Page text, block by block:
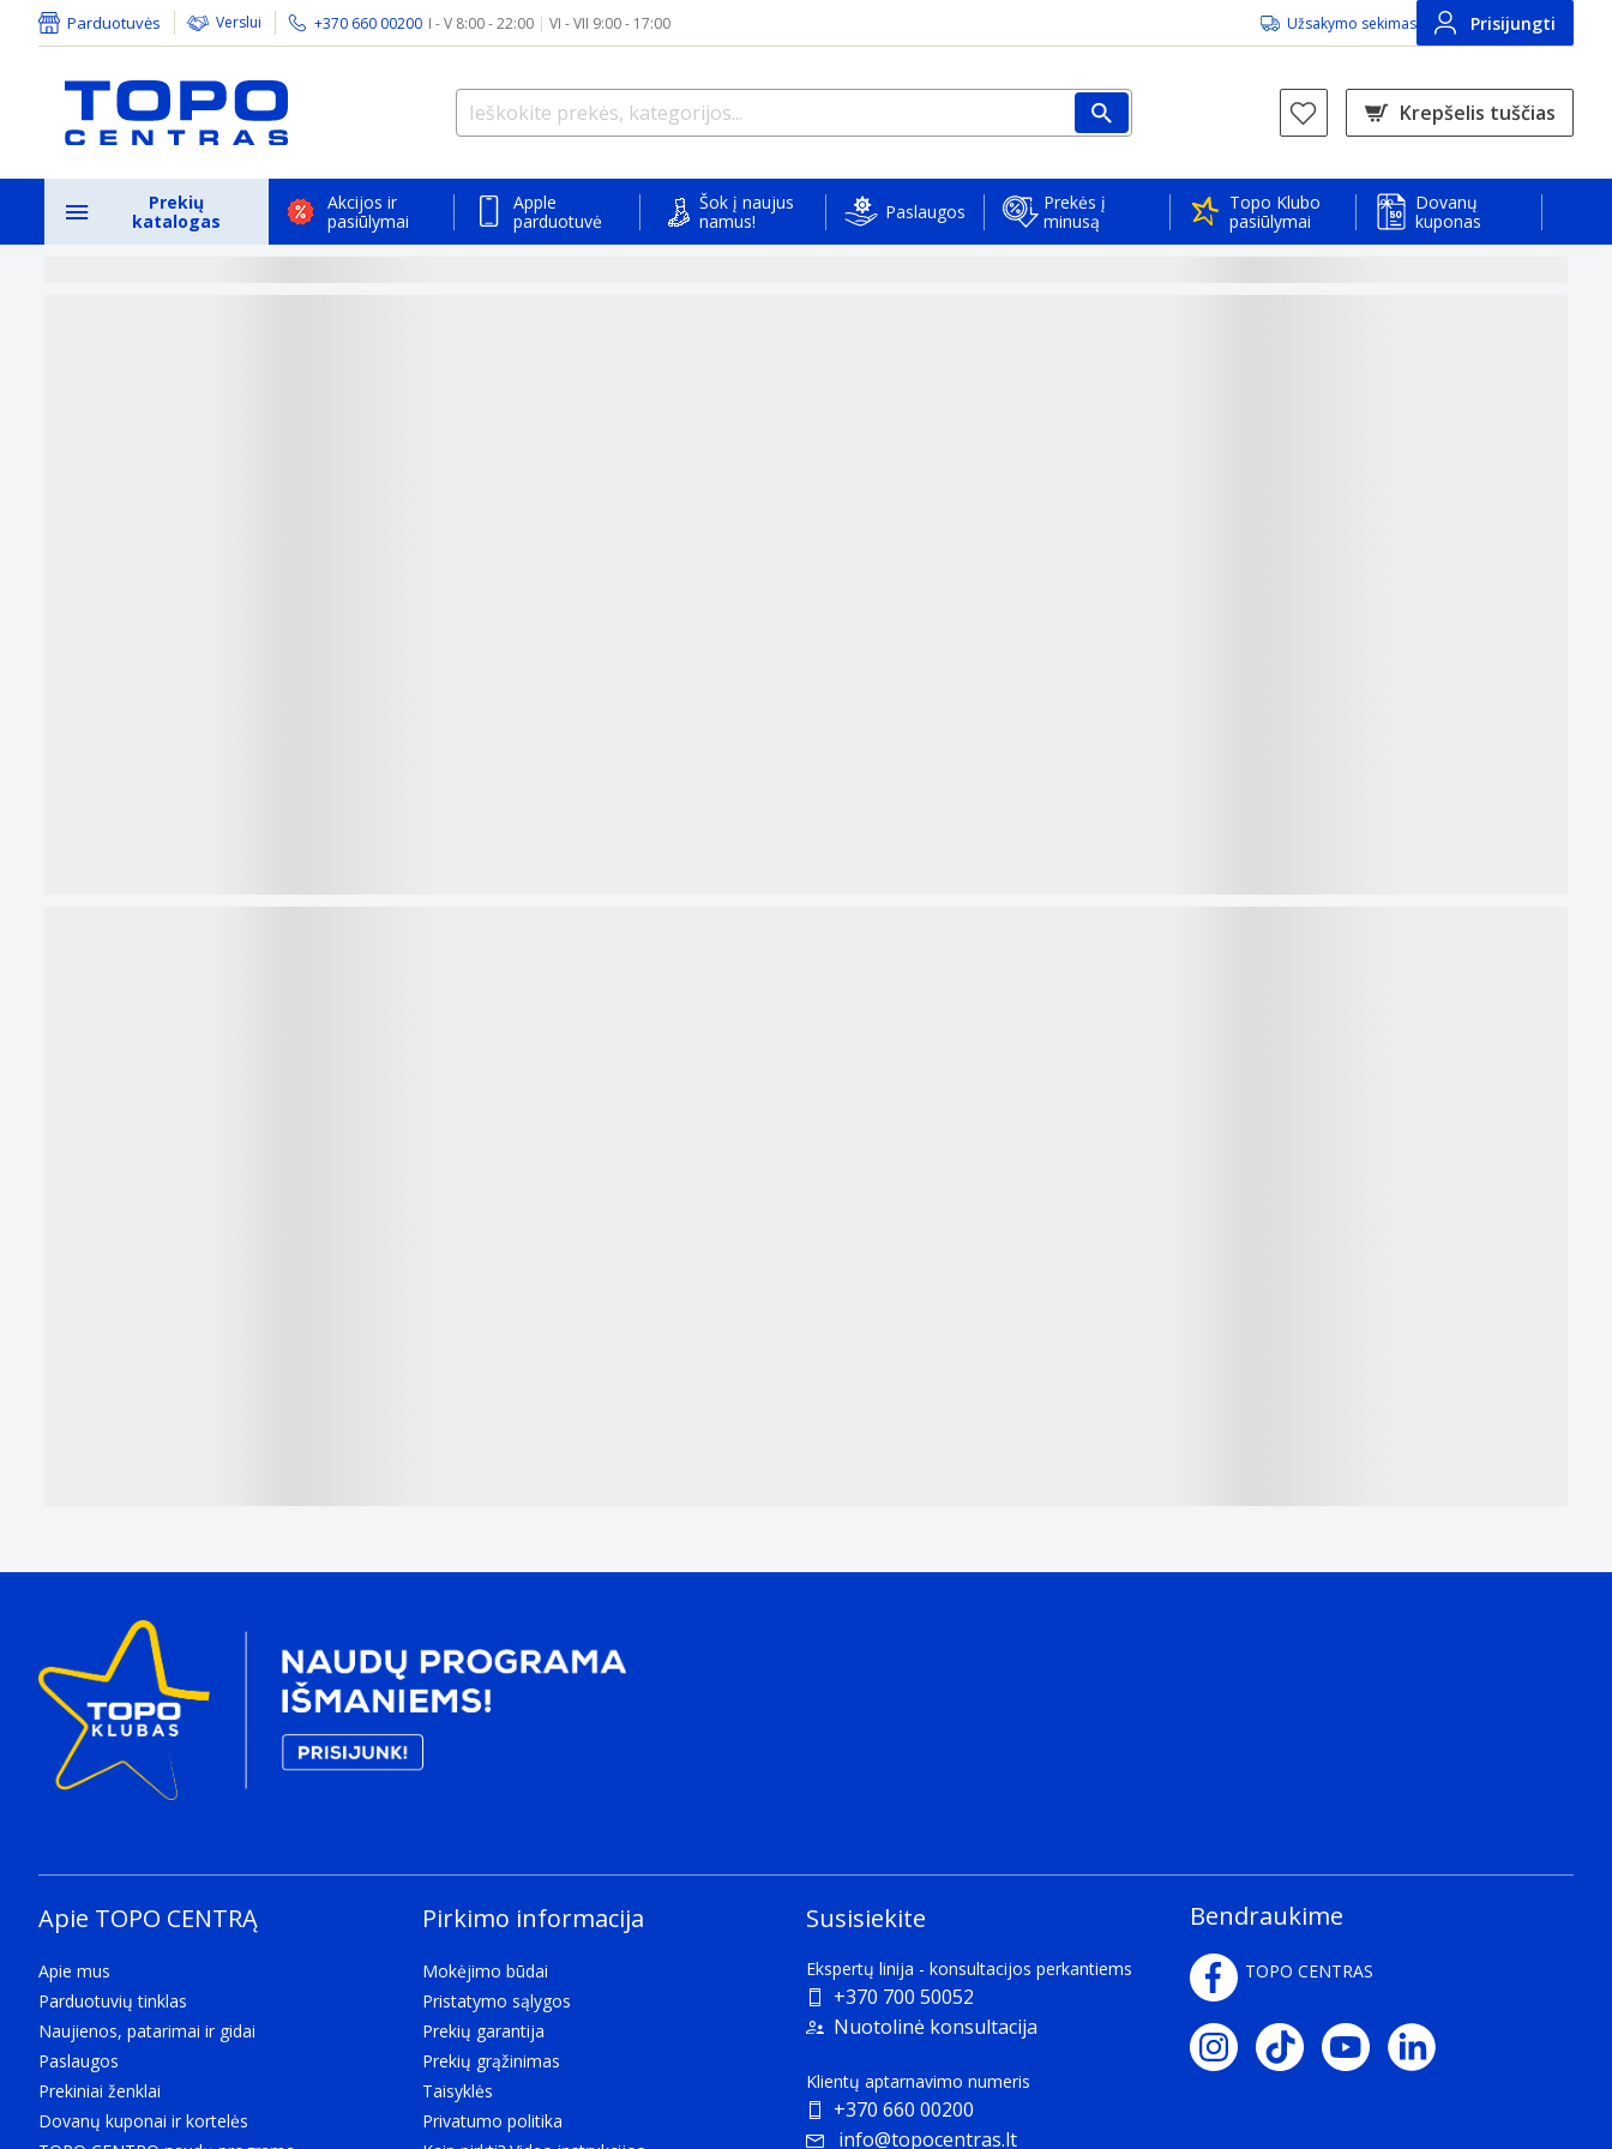
Parduotuvės Verslui +370 660 00200 I - V 8:00 - 22:00 | VI - VII 9:00 - 17:00 Užsakymo sekimas Prisijungti
Krepšelis tuščias
Prekių
katalogas
Akcijos ir
pasiūlymai
Apple
parduotuvė
Šok į naujus
namus!
Paslaugos
Prekės į
minusą
Topo Klubo
pasiūlymai
Dovanų
kuponas
Apie TOPO CENTRĄ
Apie mus
Parduotuvių tinklas
Naujienos, patarimai ir gidai
Paslaugos
Prekiniai ženklai
Dovanų kuponai ir kortelės
Pirkimo informacija
Mokėjimo būdai
Pristatymo sąlygos
Prekių garantija
Prekių grąžinimas
Taisyklės
Privatumo politika
Susisiekite
Ekspertų linija - konsultacijos perkantiems
+370 700 50052
Nuotolinė konsultacija
Klientų aptarnavimo numeris
+370 660 00200
info@topocentras.lt
Bendraukime
TOPO CENTRAS